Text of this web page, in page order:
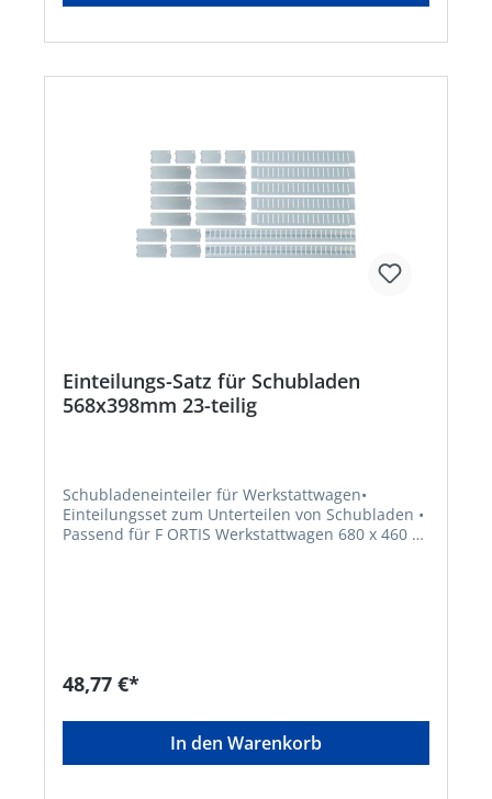
Einteilungs-Satz für Schubladen
568x398mm 23-teilig
Schubladeneinteiler für Werkstattwagen•
Einteilungsset zum Unterteilen von Schubladen •
Passend für F ORTIS Werkstattwagen 680 x 460 x
48,77 €*
In den Warenkorb